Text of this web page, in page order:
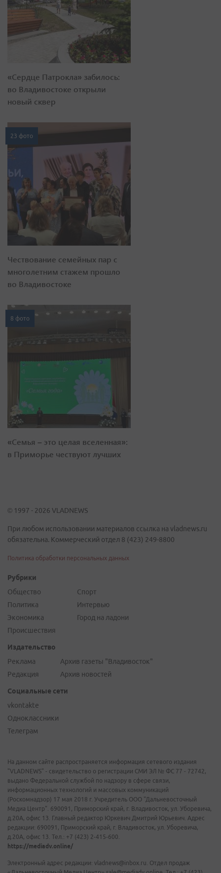
«Сердце Патрокла» забилось:
во Владивостоке открыли
новый сквер
23 фото
Чествование семейных пар с
многолетним стажем прошло
во Владивостоке
8 фото
«Семья – это целая вселенная»:
в Приморье чествуют лучших
© 1997 - 2026 VLADNEWS
При любом использовании материалов ссылка на vladnews.ru
обязательна. Коммерческий отдел 8 (423) 249-8800
Политика обработки персональных данных
Рубрики
Общество
Политика
Экономика
Происшествия
Спорт
Интервью
Город на ладони
Издательство
Реклама
Редакция
Архив газеты "Владивосток"
Архив новостей
Социальные сети
vkontakte
Одноклассники
Телеграм
На данном сайте распространяется информация сетевого издания
"VLADNEWS" - свидетельство о регистрации СМИ ЭЛ № ФС 77 - 72742,
выдано Федеральной службой по надзору в сфере связи,
информационных технологий и массовых коммуникаций
(Роскомнадзор) 17 мая 2018 г. Учредитель ООО "Дальневосточный
Медиа Центр". 690091, Приморский край, г. Владивосток, ул. Уборевича,
д.20А, офис 13. Главный редактор Юркевич Дмитрий Юрьевич. Адрес
редакции: 690091, Приморский край, г. Владивосток, ул. Уборевича,
д.20А, офис 13. Тел.: +7 (423) 2-415-600.
https://mediadv.online/
Электронный адрес редакции: vladnews@inbox.ru. Отдел продаж